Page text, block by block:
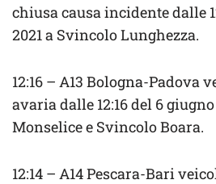
chiusa causa incidente dalle
2021 a Svincolo Lunghezza.
12:16 – A13 Bologna-Padova
avaria dalle 12:16 del 6
Monselice e Svincolo Boara.
12:14 – A14 Pescara-Bari